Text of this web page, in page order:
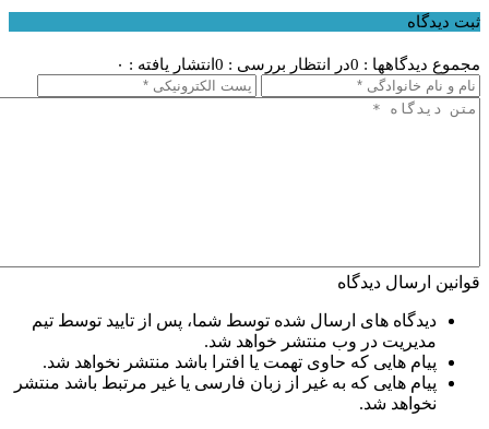
ثبت دیدگاه
مجموع دیدگاهها : 0 در انتظار بررسی : 0 انتشار یافته : ۰
قوانین ارسال دیدگاه
دیدگاه های ارسال شده توسط شما، پس از تایید توسط تیم
مدیریت در وب منتشر خواهد شد.
پیام هایی که حاوی تهمت یا افترا باشد منتشر نخواهد شد.
پیام هایی که به غیر از زبان فارسی یا غیر مرتبط باشد منتشر
نخواهد شد.